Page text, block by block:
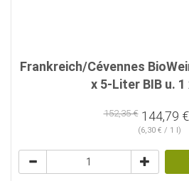
Frankreich/Cévennes
x 5-Liter BIB u. 1
152,35 €144,79 €
(6,30 € / 1 l)